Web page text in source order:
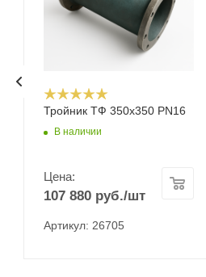
Тройник ТФ 350х350 PN16
В наличии
Цена:
107 880 руб./шт
Артикул: 26705